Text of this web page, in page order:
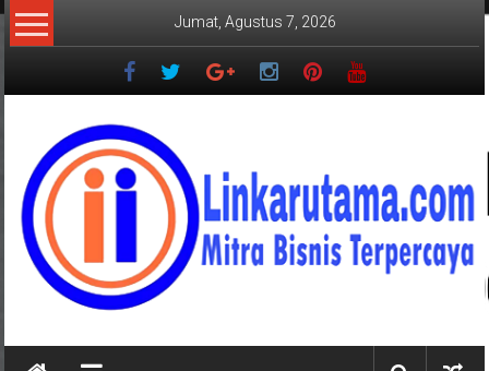
Lompat
ke
Jumat, Agustus 7, 2026
LINKARUTAMA.COM